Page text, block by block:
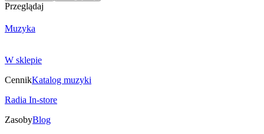
Przeglądaj
Muzyka
W sklepie
CennikKatalog muzyki
Radia In-store
ZasobyBlog